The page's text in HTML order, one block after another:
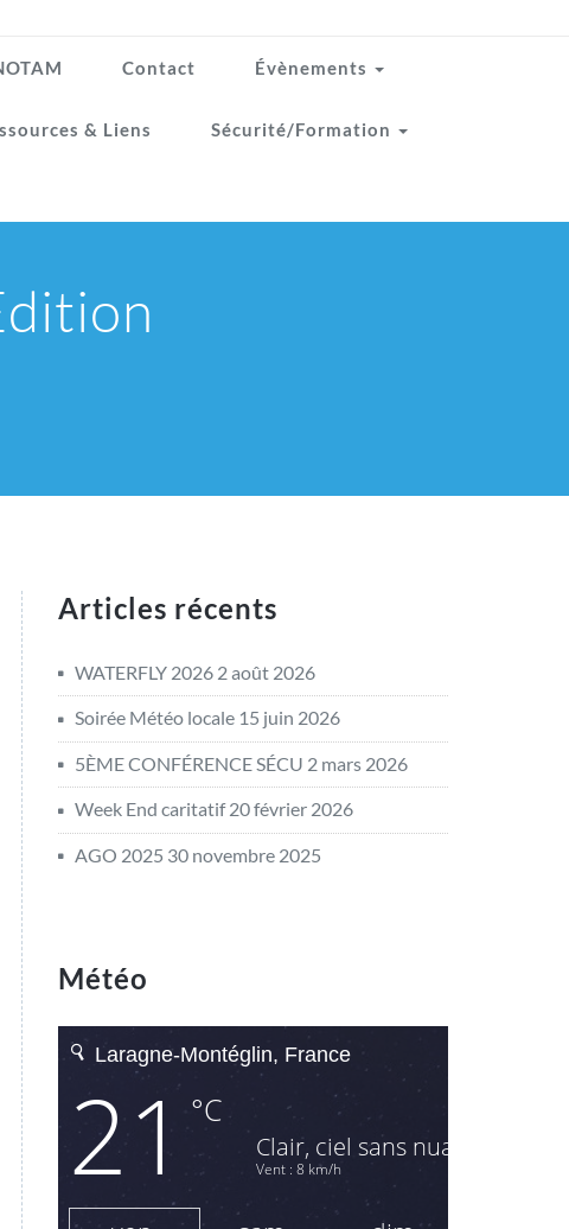
Contact Évènements
& Liens Sécurité/Formation
Articles récents
WATERFLY 2026 2 août 2026
Soirée Météo locale 15 juin 2026
5ÈME CONFÉRENCE SÉCU 2 mars 2026
Week End caritatif 20 février 2026
AGO 2025 30 novembre 2025
Météo